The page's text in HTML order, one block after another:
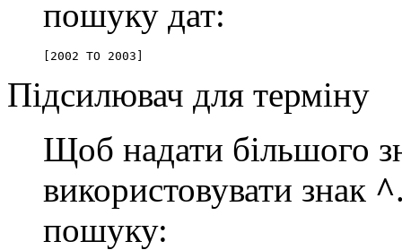
пошуку дат:
[2002 TO 2003]
Підсилювач для терміну
Щоб надати більшого
використовувати знак ^
пошуку: